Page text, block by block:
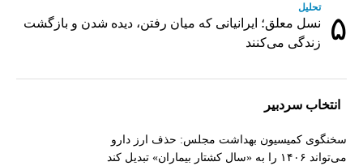
۵
تحلیل
نسل معلق؛ ایرانیانی که میان رفتن، دیده شدن و بازگشت
زندگی می‌کنند
انتخاب سردبیر
سخنگوی کمیسیون بهداشت مجلس: حذف ارز دارو
می‌تواند ۱۴۰۶ را به «سال کشتار بیماران» تبدیل کند